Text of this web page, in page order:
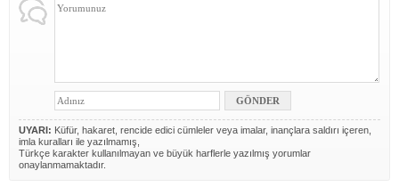
UYARI: Küfür, hakaret, rencide edici cümleler veya imalar, inançlara saldırı içeren,
imla kuralları ile yazılmamış,
Türkçe karakter kullanılmayan ve büyük harflerle yazılmış yorumlar
onaylanmamaktadır.